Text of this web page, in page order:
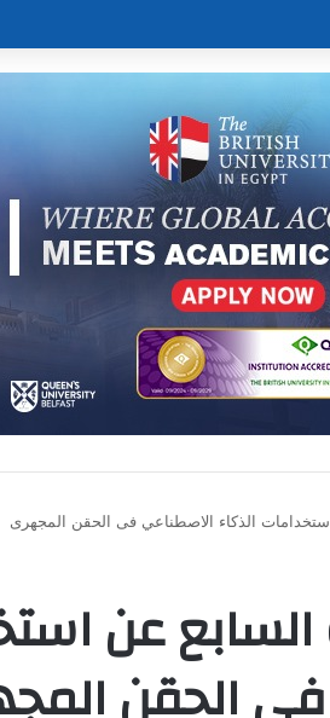
الذكاء الاصطناعي فى الحقن المجهرى
عن
فى الحقن